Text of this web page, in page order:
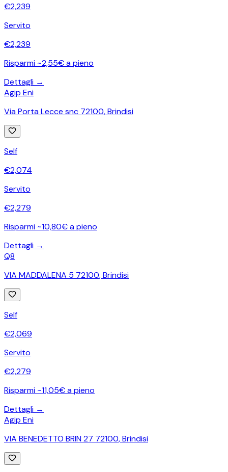
€2,239
Servito
€2,239
Risparmi ~2,55€ a pieno
Dettagli →
Agip Eni
Via Porta Lecce snc 72100,Brindisi
Self
€2,074
Servito
€2,279
Risparmi ~10,80€ a pieno
Dettagli →
Q8
VIA MADDALENA 5 72100,Brindisi
Self
€2,069
Servito
€2,279
Risparmi ~11,05€ a pieno
Dettagli →
Agip Eni
VIA BENEDETTO BRIN 27 72100,Brindisi